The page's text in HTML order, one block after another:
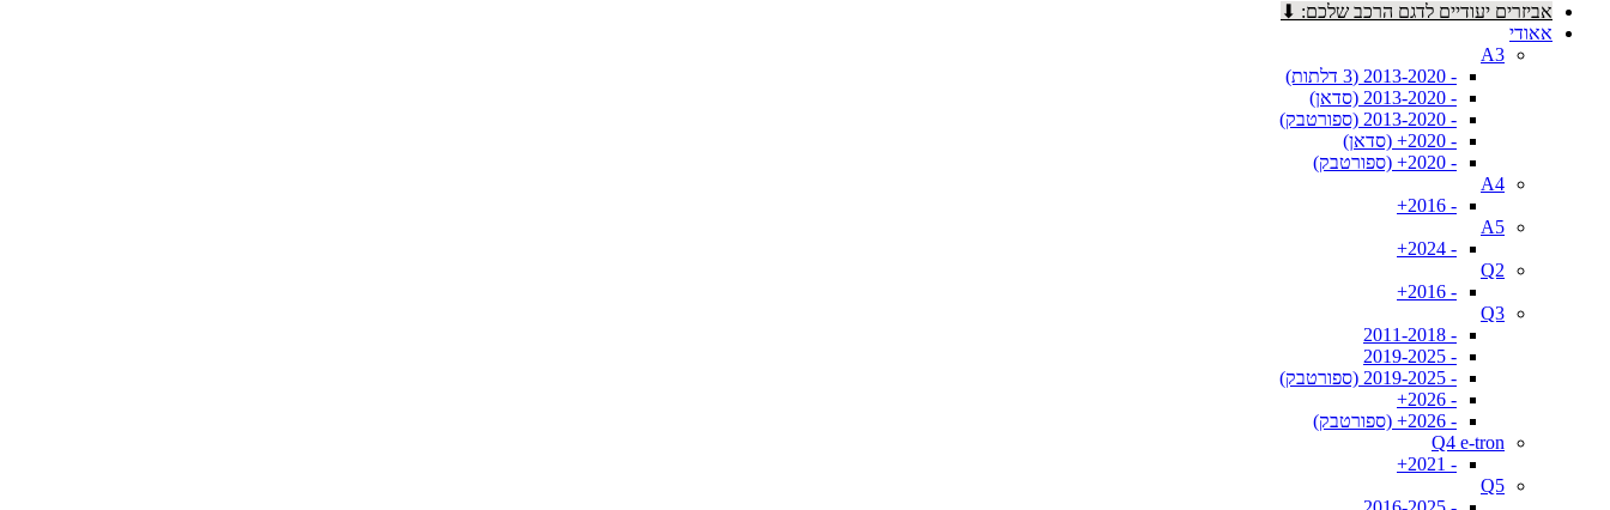
אביזרים יעודיים לדגם הרכב שלכם: ⬇
אאודי
A3
- 2013-2020 (3 דלתות)
- 2013-2020 (סדאן)
- 2013-2020 (ספורטבק)
- 2020+ (סדאן)
- 2020+ (ספורטבק)
A4
- 2016+
A5
- 2024+
Q2
- 2016+
Q3
- 2011-2018
- 2019-2025
- 2019-2025 (ספורטבק)
- 2026+
- 2026+ (ספורטבק)
Q4 e-tron
- 2021+
Q5